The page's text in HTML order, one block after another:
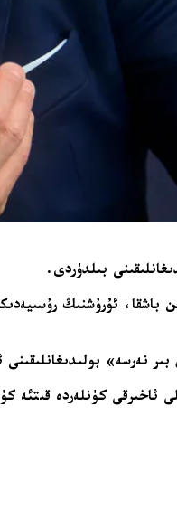
بىلدۈردى.
باشقا، ئۇرۇشنىڭ
نەرسە» بولىدىغانلىقىنى
كۈنلەردە قىتئە